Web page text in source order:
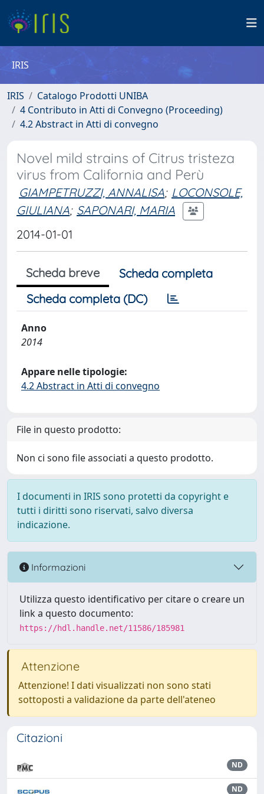
IRIS
IRIS
Catalogo Prodotti UNIBA
4 Contributo in Atti di Convegno (Proceeding)
4.2 Abstract in Atti di convegno
Novel mild strains of Citrus tristeza
virus from California and Perù
GIAMPETRUZZI, ANNALISA; LOCONSOLE,
GIULIANA; SAPONARI, MARIA
2014-01-01
Scheda breve
Scheda completa
Scheda completa (DC)
Anno
2014
Appare nelle tipologie:
4.2 Abstract in Atti di convegno
File in questo prodotto:
Non ci sono file associati a questo prodotto.
I documenti in IRIS sono protetti da copyright e
tutti i diritti sono riservati, salvo diversa
indicazione.
Informazioni
Utilizza questo identificativo per citare o creare un
link a questo documento:
https://hdl.handle.net/11586/185981
Attenzione
Attenzione! I dati visualizzati non sono stati
sottoposti a validazione da parte dell'ateneo
Citazioni
ND
ND